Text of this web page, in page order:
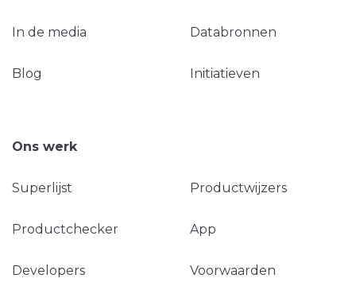
In de media Databronnen
Blog Initiatieven
Ons werk
Superlijst Productwijzers
Productchecker App
Developers Voorwaarden